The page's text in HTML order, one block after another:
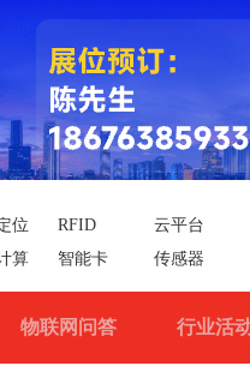
位 RFID 云平台
算
智能卡 传感器
物联网问答 行业活